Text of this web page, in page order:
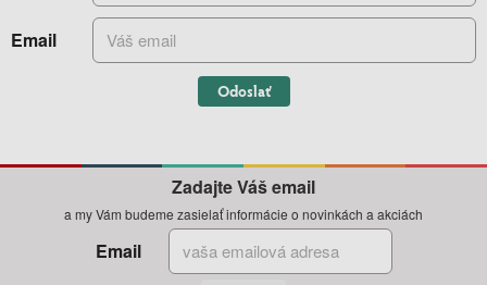
Email
Odoslať
Zadajte Váš email
a my Vám budeme zasielať informácie o novinkách a akciách
Email